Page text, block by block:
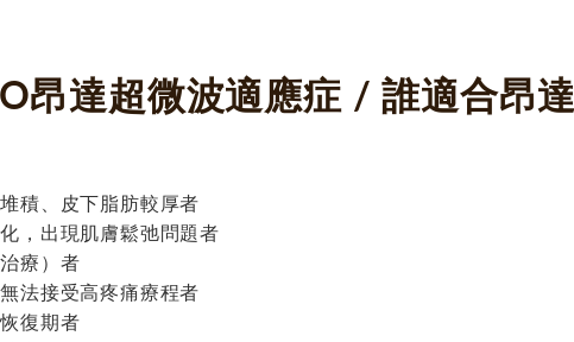
昂達超微波適應症 / 誰適合昂
積、皮下脂肪較厚者
，出現肌膚鬆弛問題者
療）者
法接受高疼痛療程者
復期者